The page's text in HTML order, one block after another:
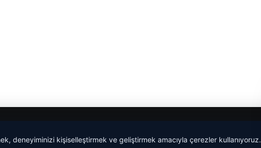
deneyiminizi kişiselleştirmek ve geliştirmek amacıyla çerezler kullanıyoruz.
Yeminli Tercüme Bürosu|Malta Dil Okulu|lemagrup.com.tr